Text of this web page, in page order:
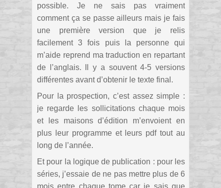
possible. Je ne sais pas vraiment
comment ça se passe ailleurs mais je fais
une première version que je relis
facilement 3 fois puis la personne qui
m’aide reprend ma traduction en repartant
de l’anglais. Il y a souvent 4-5 versions
différentes avant d’obtenir le texte final.
Pour la prospection, c’est assez simple :
je regarde les sollicitations chaque mois
et les maisons d’édition m’envoient en
plus leur programme et leurs pdf tout au
long de l’année.
Et pour la logique de publication : pour les
séries, j’essaie de ne pas mettre plus de 6